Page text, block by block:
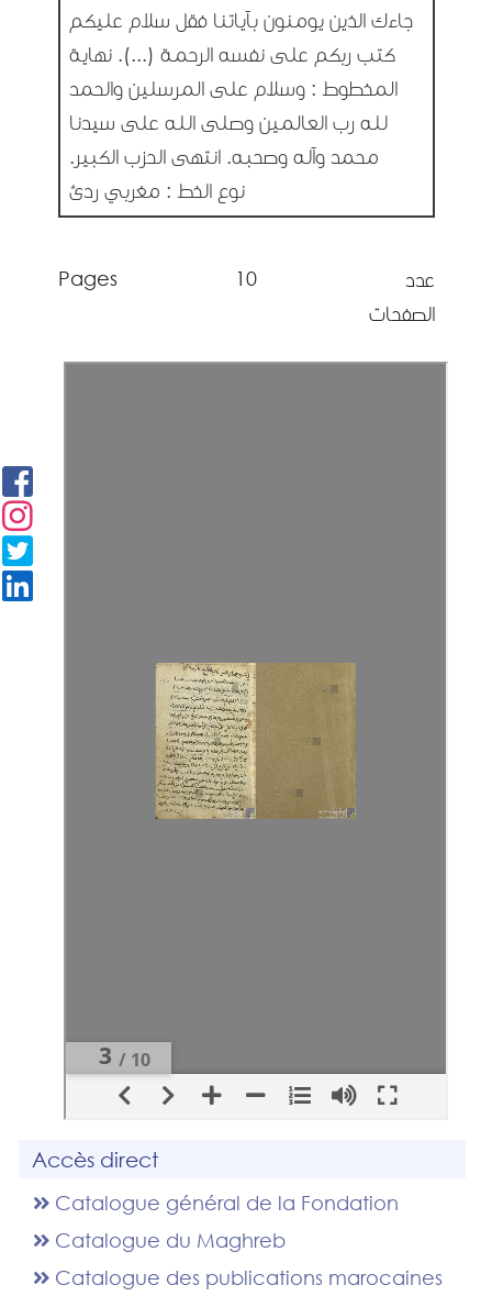
Accès direct
Catalogue général de la Fondation
Catalogue du Maghreb
Catalogue des publications marocaines
جاءك الذين يومنون بآياتنا فقل سلام عليكم
كتب ربكم على نفسه الرحمة (...). نهاية
المخطوط : وسلام على المرسلين والحمد
لله رب العالمين وصلى الله على سيدنا
محمد وآله وصحبه. انتهى الحزب الكبير.
نوع الخط : مغربي ردئ
Pages 10
عدد
الصفحات